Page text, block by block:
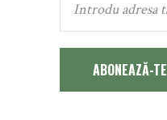
ABONEAZĂ-TE